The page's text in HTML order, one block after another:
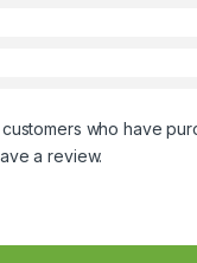
who have
a review.